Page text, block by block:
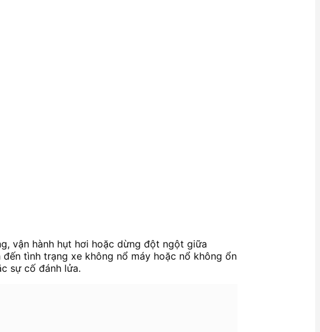
vận hành hụt hơi hoặc dừng đột ngột giữa
tình trạng xe không nổ máy hoặc nổ không ổn
sự cố đánh lửa.